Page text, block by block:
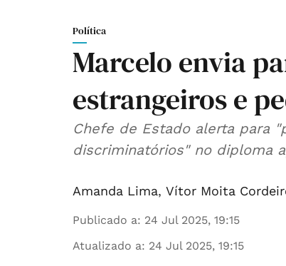
Política
Marcelo envia
estrangeiros e
Chefe de Estado alerta para
discriminatórios" no diploma
Amanda Lima, Vítor Moita
Publicado a: 24 Jul 2025, 19:15
Atualizado a: 24 Jul 2025, 19:15